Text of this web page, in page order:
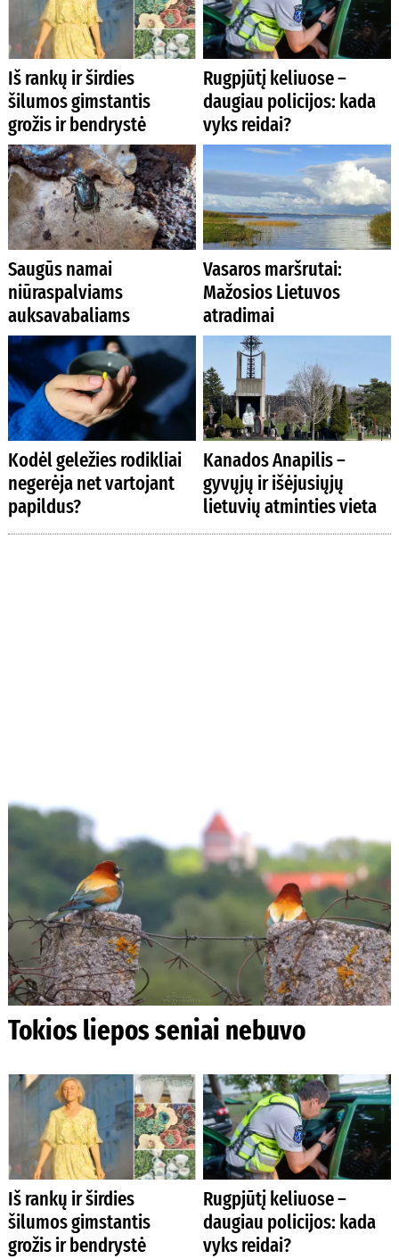
Iš rankų ir širdies
šilumos gimstantis
grožis ir bendrystė
Rugpjūtį keliuose –
daugiau policijos: kada
vyks reidai?
Saugūs namai
niūraspalviams
auksavabaliams
Vasaros maršrutai:
Mažosios Lietuvos
atradimai
Kodėl geležies rodikliai
negerėja net vartojant
papildus?
Kanados Anapilis –
gyvųjų ir išėjusiųjų
lietuvių atminties vieta
Tokios liepos seniai nebuvo
Iš rankų ir širdies
šilumos gimstantis
grožis ir bendrystė
Rugpjūtį keliuose –
daugiau policijos: kada
vyks reidai?